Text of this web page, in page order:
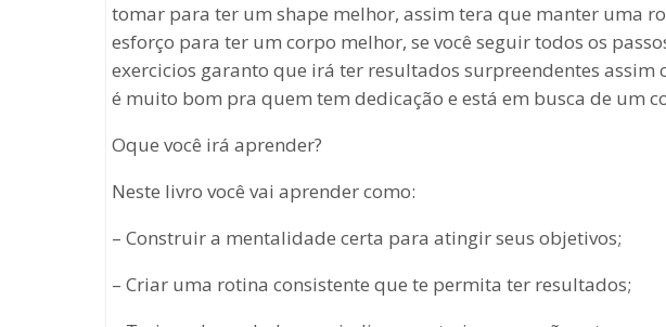
tomar para ter um shape melhor, assim tera que manter uma
esforço para ter um corpo melhor, se você seguir todos os
exercicios garanto que irá ter resultados surpreendentes
é muito bom pra quem tem dedicação e está em busca de um
Oque você irá aprender?
Neste livro você vai aprender como:
– Construir a mentalidade certa para atingir seus objetivos;
– Criar uma rotina consistente que te permita ter resultados;